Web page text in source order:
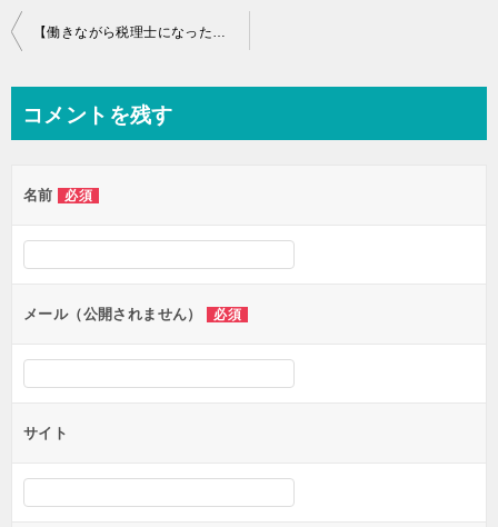
投
ビ
ー
シ
ン
【働きながら税理士になった】 社会人の勉強場所や方法について
コメントを残す
名前 必須
メール（公開されません） 必須
サイト